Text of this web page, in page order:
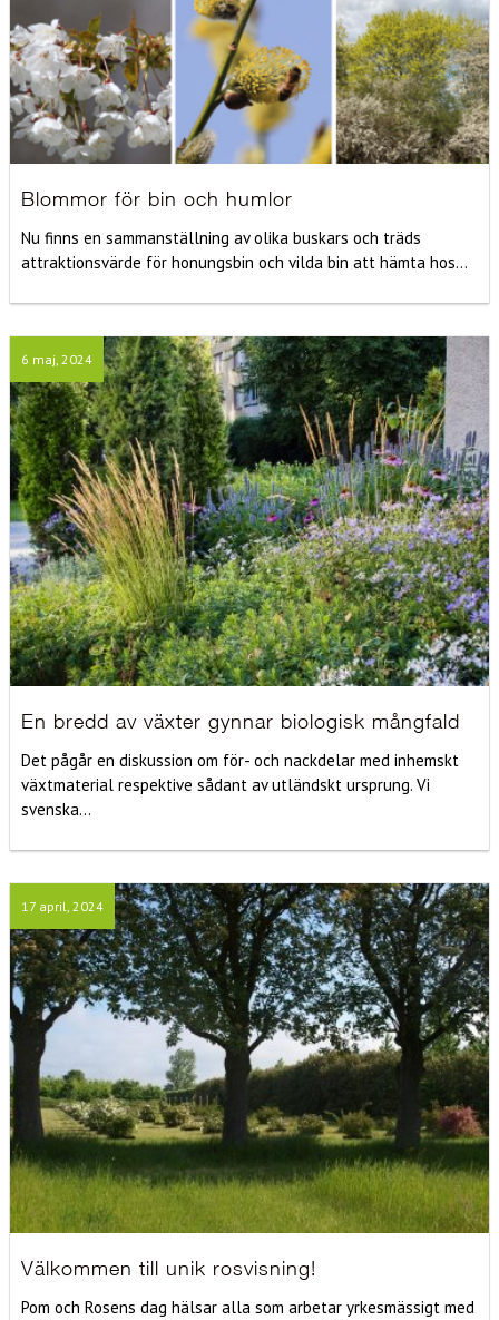
Blommor för bin och humlor
Nu finns en sammanställning av olika buskars och träds
attraktionsvärde för honungsbin och vilda bin att hämta hos...
6 maj, 2024
En bredd av växter gynnar biologisk mångfald
Det pågår en diskussion om för- och nackdelar med inhemskt
växtmaterial respektive sådant av utländskt ursprung. Vi
svenska...
17 april, 2024
Välkommen till unik rosvisning!
Pom och Rosens dag hälsar alla som arbetar yrkesmässigt med